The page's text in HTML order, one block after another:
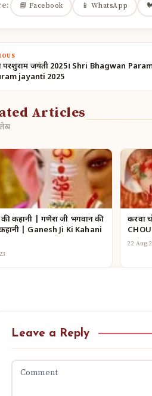
📘 Facebook 📱 WhatsApp
परशुराम जयंती 2025। Shri Bhagwan
jayanti 2025
Articles
कहानी | गणेश जी भगवान की
कहानी | Ganesh Ji Ki Kahani
करवा
22 Aug
Leave a Reply